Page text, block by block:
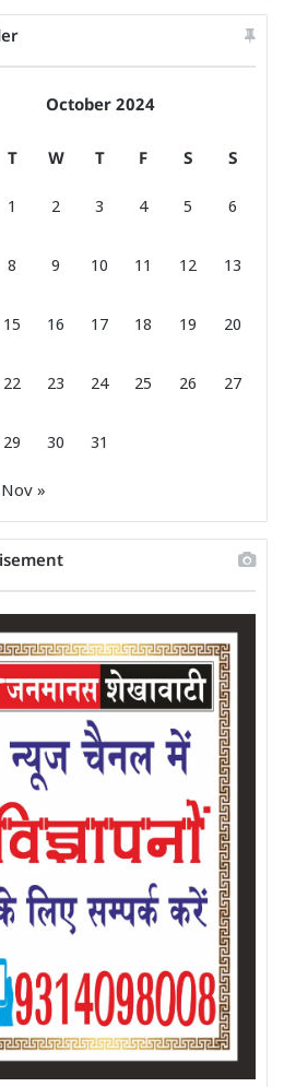
October 2024
T W T F S S
1 2 3 4 5 6
8 9 10 11 12 13
15 16 17 18 19 20
22 23 24 25 26 27
29 30 31
Nov »